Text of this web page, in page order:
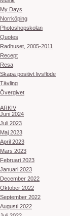
My Days
Norrköping
Photoshopskolan
Quotes
Radhuset, 2005-2011
Recept
Resa
Skapa positivt livsflöde
Tävling
Övergivet
ARKIV
Juni 2024
Juli 2023
Maj 2023
April 2023
Mars 2023
Februari 2023
Januari 2023
December 2022
Oktober 2022
September 2022
Augusti 2022